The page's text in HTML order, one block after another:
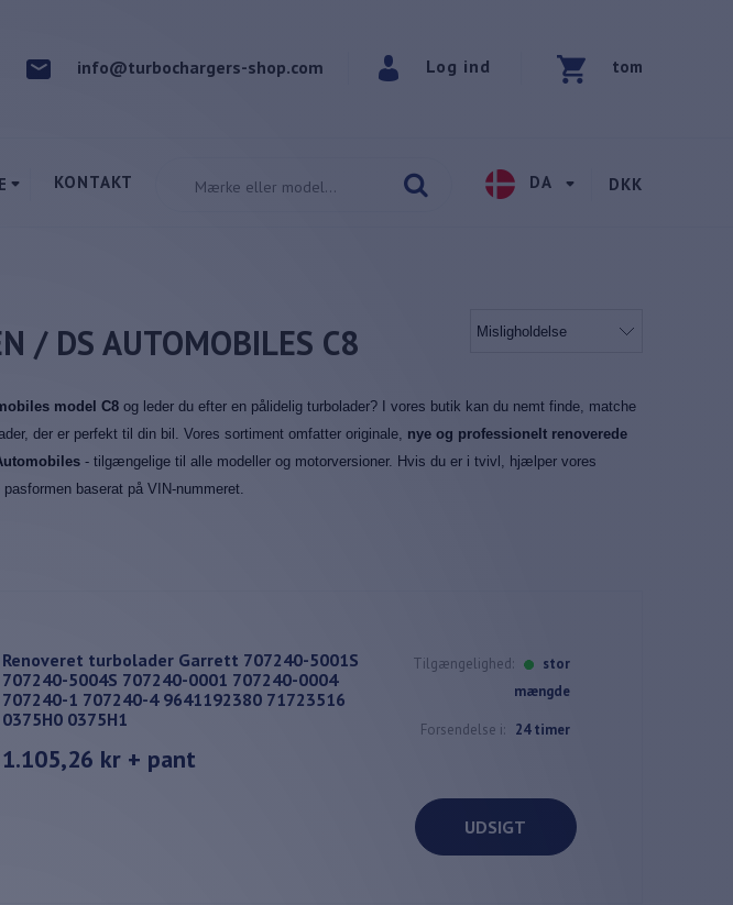
info@turbochargers-shop.com Log ind tom
KONTAKT DA DKK
/ DS AUTOMOBILES C8
model C8 og leder du efter en pålidelig turbolader? I vores butik kan du nemt finde, matche
der er perfekt til din bil. Vores sortiment omfatter originale, nye og professionelt renoverede
- tilgængelige til alle modeller og motorversioner. Hvis du er i tvivl, hjælper vores
baserat på VIN-nummeret.
Renoveret turbolader Garrett 707240-5001S
707240-5004S 707240-0001 707240-0004
707240-1 707240-4 9641192380 71723516
0375H0 0375H1
1.105,26 kr + pant
Tilgængelighed:
stor
mængde
Forsendelse i: 24 timer
UDSIGT